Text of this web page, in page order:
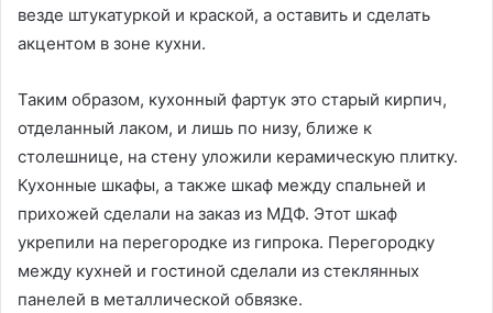
везде штукатуркой и краской, а оставить и сделать
акцентом в зоне кухни.
Таким образом, кухонный фартук это старый кирпич,
отделанный лаком, и лишь по низу, ближе к
столешнице, на стену уложили керамическую плитку.
Кухонные шкафы, а также шкаф между спальней и
прихожей сделали на заказ из МДФ. Этот шкаф
укрепили на перегородке из гипрока. Перегородку
между кухней и гостиной сделали из стеклянных
панелей в металлической обвязке.